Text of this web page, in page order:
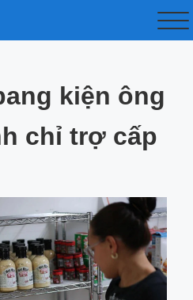
kiện ông
chỉ trợ cấp